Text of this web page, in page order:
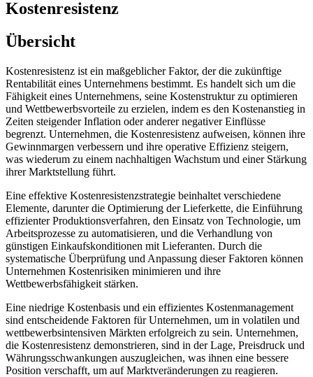
Kostenresistenz
Übersicht
Kostenresistenz ist ein maßgeblicher Faktor, der die zukünftige
Rentabilität eines Unternehmens bestimmt. Es handelt sich um die
Fähigkeit eines Unternehmens, seine Kostenstruktur zu optimieren
und Wettbewerbsvorteile zu erzielen, indem es den Kostenanstieg in
Zeiten steigender Inflation oder anderer negativer Einflüsse
begrenzt. Unternehmen, die Kostenresistenz aufweisen, können ihre
Gewinnmargen verbessern und ihre operative Effizienz steigern,
was wiederum zu einem nachhaltigen Wachstum und einer Stärkung
ihrer Marktstellung führt.
Eine effektive Kostenresistenzstrategie beinhaltet verschiedene
Elemente, darunter die Optimierung der Lieferkette, die Einführung
effizienter Produktionsverfahren, den Einsatz von Technologie, um
Arbeitsprozesse zu automatisieren, und die Verhandlung von
günstigen Einkaufskonditionen mit Lieferanten. Durch die
systematische Überprüfung und Anpassung dieser Faktoren können
Unternehmen Kostenrisiken minimieren und ihre
Wettbewerbsfähigkeit stärken.
Eine niedrige Kostenbasis und ein effizientes Kostenmanagement
sind entscheidende Faktoren für Unternehmen, um in volatilen und
wettbewerbsintensiven Märkten erfolgreich zu sein. Unternehmen,
die Kostenresistenz demonstrieren, sind in der Lage, Preisdruck und
Währungsschwankungen auszugleichen, was ihnen eine bessere
Position verschafft, um auf Marktveränderungen zu reagieren.